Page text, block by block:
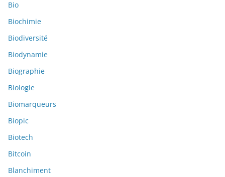
Bio
Biochimie
Biodiversité
Biodynamie
Biographie
Biologie
Biomarqueurs
Biopic
Biotech
Bitcoin
Blanchiment